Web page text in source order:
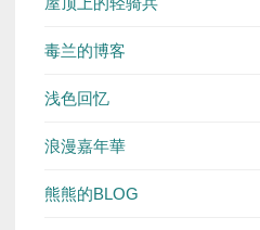
毒兰的博客
浅色回忆
浪漫嘉年華
熊熊的BLOG